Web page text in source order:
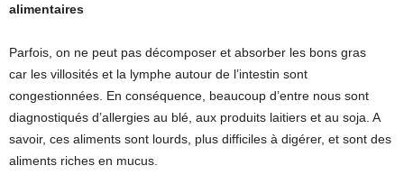
alimentaires
Parfois, on ne peut pas décomposer et absorber les bons gras
car les villosités et la lymphe autour de l’intestin sont
congestionnées. En conséquence, beaucoup d’entre nous sont
diagnostiqués d’allergies au blé, aux produits laitiers et au soja. A
savoir, ces aliments sont lourds, plus difficiles à digérer, et sont des
aliments riches en mucus.